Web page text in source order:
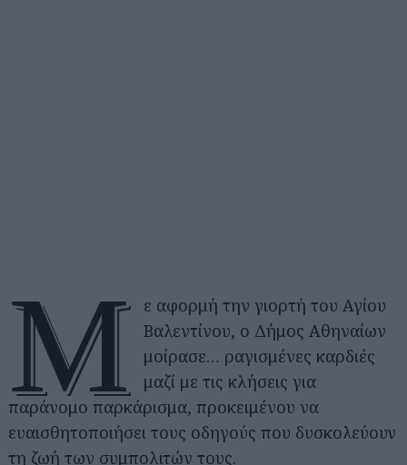
Μ
ε αφορμή την γιορτή του Αγίου
Βαλεντίνου, ο Δήμος Αθηναίων
μοίρασε… ραγισμένες καρδιές
μαζί με τις κλήσεις για
παράνομο παρκάρισμα, προκειμένου να
ευαισθητοποιήσει τους οδηγούς που δυσκολεύουν
τη ζωή των συμπολιτών τους.